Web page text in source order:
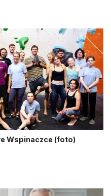
Wspinaczce (foto)